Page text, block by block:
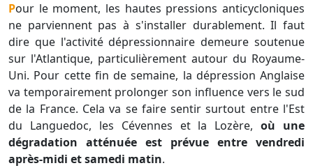
Pour le moment, les hautes pressions anticycloniques
ne parviennent pas à s'installer durablement. Il faut
dire que l'activité dépressionnaire demeure soutenue
sur l'Atlantique, particulièrement autour du Royaume-
Uni. Pour cette fin de semaine, la dépression Anglaise
va temporairement prolonger son influence vers le sud
de la France. Cela va se faire sentir surtout entre l'Est
du Languedoc, les Cévennes et la Lozère,où une
dégradation atténuée est prévue entre vendredi
après-midi et samedi matin.